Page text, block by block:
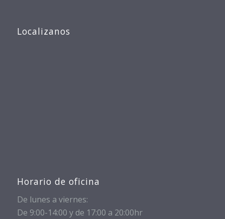
Localizanos
Horario de oficina
De lunes a viernes:
De 9:00-14:00 y de 17:00 a 20:00hr